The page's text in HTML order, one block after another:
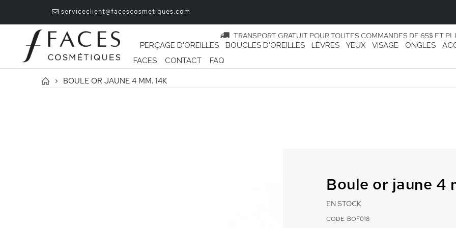
serviceclient@facescosmetiques.com
TRANSPORT GRATUIT POUR TOUTES COMMANDES DE 65$ ET
PERÇAGE D'OREILLES
BOUCLES D'OREILLES LÈVRES YEUX VISAGE ONGLES
FACES
CONTACT FAQ
BOULE OR JAUNE 4 MM. 14K
Boule or jaune 4
EN STOCK
CODE: BOF018